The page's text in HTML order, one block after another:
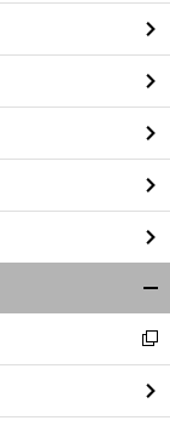
る
閉
る
新
し
い
ウ